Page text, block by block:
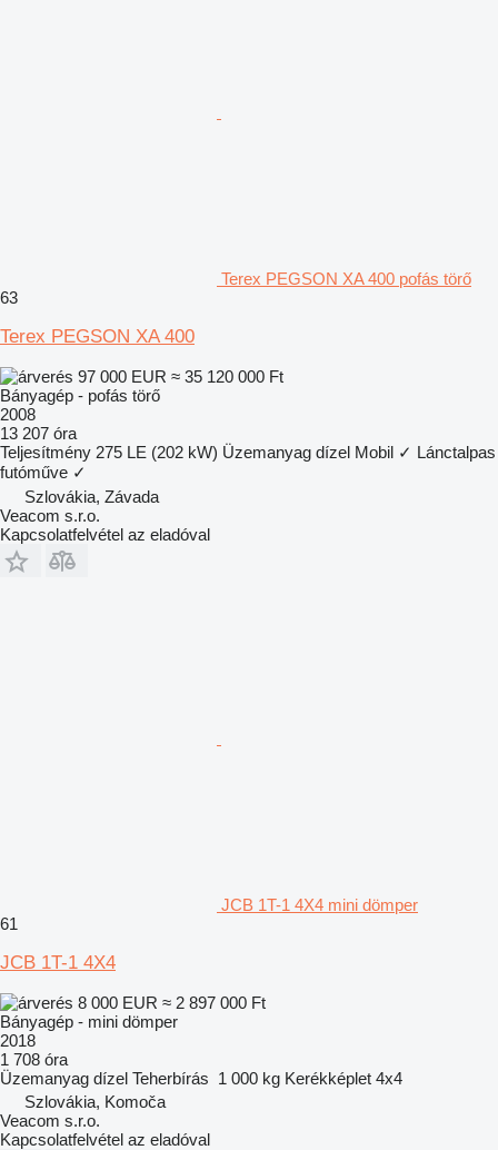
Terex PEGSON XA 400 pofás törő
63
Terex PEGSON XA 400
97 000 EUR ≈ 35 120 000 Ft
Bányagép - pofás törő
2008
13 207 óra
Teljesítmény 275 LE (202 kW) Üzemanyag dízel Mobil ✓ Lánctalpas
futóműve ✓
Szlovákia, Závada
Veacom s.r.o.
Kapcsolatfelvétel az eladóval
JCB 1T-1 4X4 mini dömper
61
JCB 1T-1 4X4
8 000 EUR ≈ 2 897 000 Ft
Bányagép - mini dömper
2018
1 708 óra
Üzemanyag dízel Teherbírás 1 000 kg Kerékképlet 4x4
Szlovákia, Komoča
Veacom s.r.o.
Kapcsolatfelvétel az eladóval